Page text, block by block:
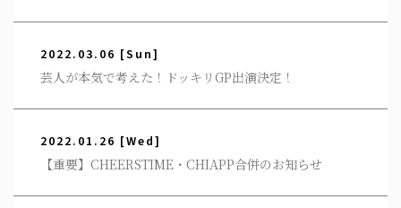
2022.03.06 [Sun]
芸人が本気で考えた！ドッキリGP出演決定！
2022.01.26 [Wed]
【重要】CHEERSTIME・CHIAPP合併のお知らせ